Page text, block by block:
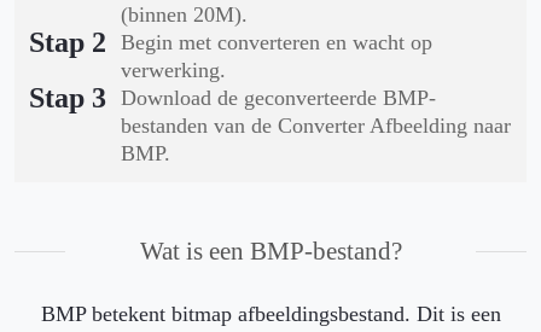
(binnen 20M).
Stap 2
Begin met converteren en wacht op
verwerking.
Stap 3
Download de geconverteerde BMP-
bestanden van de Converter Afbeelding naar
BMP.
Wat is een BMP-bestand?
BMP betekent bitmap afbeeldingsbestand. Dit is een